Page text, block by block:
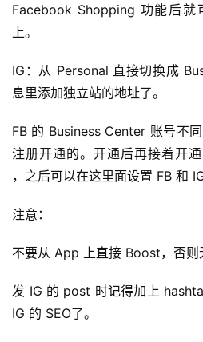
Facebook Shopping 功能后
上。
IG：从 Personal 直接切换成
息里添加独立站的地址了。
FB 的 Business Center 账号不
注册开通的。开通后再接着开
，之后可以在这里面设置 FB 和
注意：
不要从 App 上直接 Boost，否则
发 IG 的 post 时记得加上
IG 的 SEO了。